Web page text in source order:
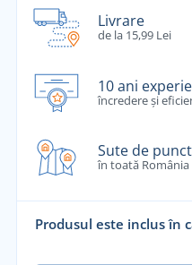
Livrare
de la 15,99 Lei
10 ani
încredere și
Sute de
în toată România
Produsul este inclus în